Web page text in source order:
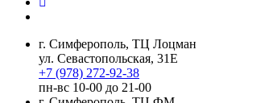
г. Симферополь, ТЦ Лоцман
ул. Севастопольская, 31Е
+7 (978) 272-92-38
пн-вс 10-00 до 21-00